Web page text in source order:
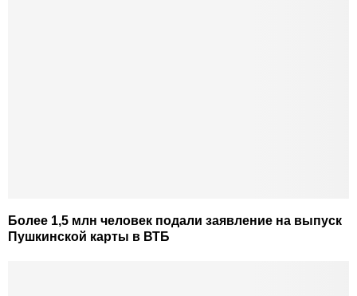
Более 1,5 млн человек подали заявление на выпуск
Пушкинской карты в ВТБ